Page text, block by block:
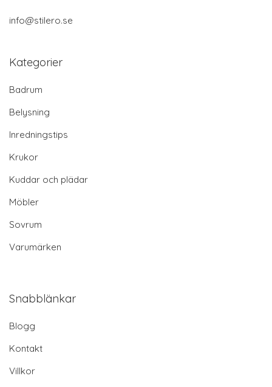
info@stilero.se
Kategorier
Badrum
Belysning
Inredningstips
Krukor
Kuddar och plädar
Möbler
Sovrum
Varumärken
Snabblänkar
Blogg
Kontakt
Villkor